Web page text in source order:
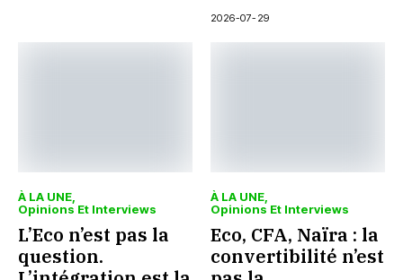
2026-07-29
À LA UNE
Opinions Et Interviews
L’Eco n’est pas la
question.
À LA UNE
Opinions Et Interviews
Eco, CFA, Naïra : la
convertibilité n’est